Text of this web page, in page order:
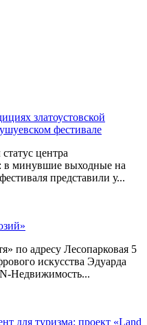
златоустовской
фестивале
центра
в минувшие выходные на
представили у...
по адресу Лесопарковая 5
искусства Эдуарда
Недвижимость...
для туризма: проект «Land